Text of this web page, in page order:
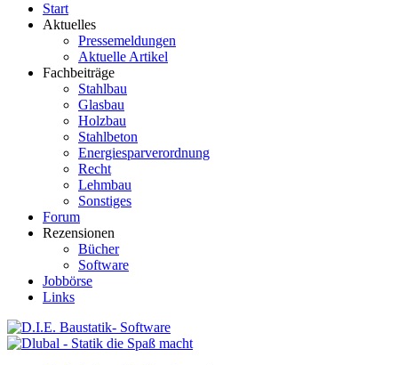
Start
Aktuelles
Pressemeldungen
Aktuelle Artikel
Fachbeiträge
Stahlbau
Glasbau
Holzbau
Stahlbeton
Energiesparverordnung
Recht
Lehmbau
Sonstiges
Forum
Rezensionen
Bücher
Software
Jobbörse
Links